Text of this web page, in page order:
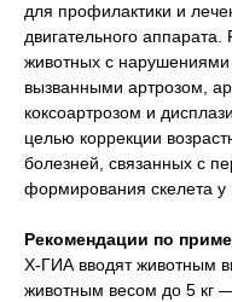
для профилактики и
двигательного
животных с
вызванными артрозом,
коксоартрозом и
целью коррекции
болезней, связанных с
формирования скелета
Рекомендации по
Х-ГИА вводят животным
животным весом до 5 кг